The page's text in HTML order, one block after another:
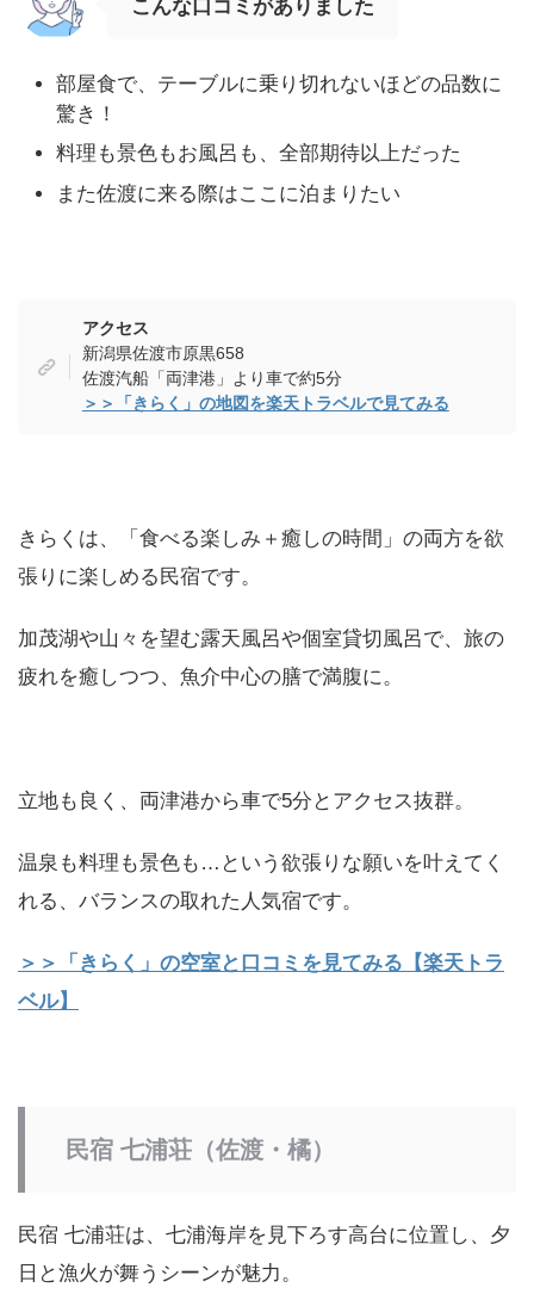
こんな口コミがありました
部屋食で、テーブルに乗り切れないほどの品数に
驚き！
料理も景色もお風呂も、全部期待以上だった
また佐渡に来る際はここに泊まりたい
アクセス
新潟県佐渡市原黒658
佐渡汽船「両津港」より車で約5分
＞＞「きらく」の地図を楽天トラベルで見てみる
きらくは、「食べる楽しみ＋癒しの時間」の両方を欲
張りに楽しめる民宿です。
加茂湖や山々を望む露天風呂や個室貸切風呂で、旅の
疲れを癒しつつ、魚介中心の膳で満腹に。
立地も良く、両津港から車で5分とアクセス抜群。
温泉も料理も景色も…という欲張りな願いを叶えてく
れる、バランスの取れた人気宿です。
＞＞「きらく」の空室と口コミを見てみる【楽天トラ
ベル】
民宿 七浦荘（佐渡・橘）
民宿 七浦荘は、七浦海岸を見下ろす高台に位置し、夕
日と漁火が舞うシーンが魅力。